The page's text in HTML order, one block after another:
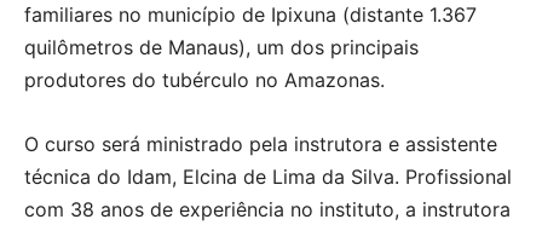
familiares no município de Ipixuna (distante 1.367
quilômetros de Manaus), um dos principais
produtores do tubérculo no Amazonas.
O curso será ministrado pela instrutora e assistente
técnica do Idam, Elcina de Lima da Silva. Profissional
com 38 anos de experiência no instituto, a instrutora